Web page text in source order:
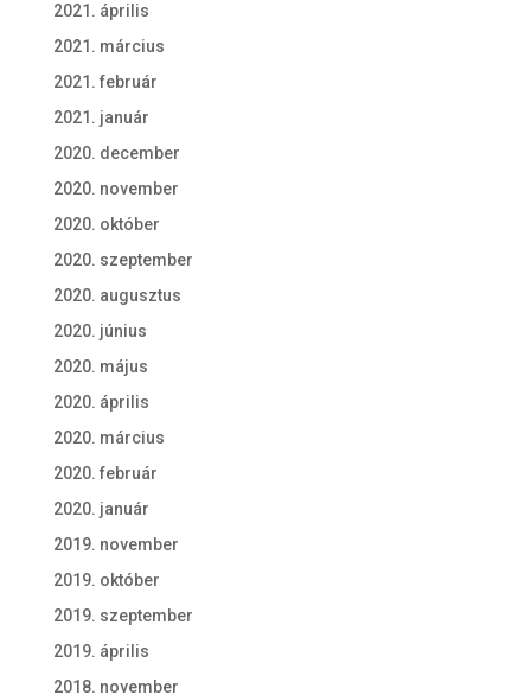
2021. április
2021. március
2021. február
2021. január
2020. december
2020. november
2020. október
2020. szeptember
2020. augusztus
2020. június
2020. május
2020. április
2020. március
2020. február
2020. január
2019. november
2019. október
2019. szeptember
2019. április
2018. november